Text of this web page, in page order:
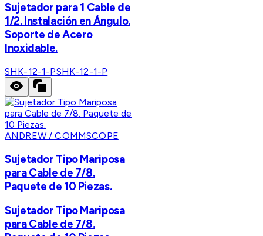
Sujetador para 1 Cable de
1/2. Instalación en Ángulo.
Soporte de Acero
Inoxidable.
SHK-12-1-PSHK-12-1-P
ANDREW / COMMSCOPE
Sujetador Tipo Mariposa
para Cable de 7/8.
Paquete de 10 Piezas.
Sujetador Tipo Mariposa
para Cable de 7/8.